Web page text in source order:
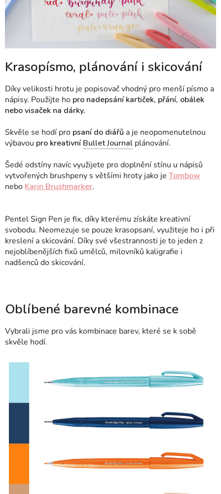
Krasopísmo, plánování i skicování
Díky velikosti hrotu je popisovač vhodný pro menší písmo a
nápisy. Použijte ho pro nadepsání kartiček, přání, obálek
nebo visaček na dárky.
Skvěle se hodí pro psaní do diářů a je neopomenutelnou
výbavou pro kreativníBullet Journal plánování.
Šedé odstíny navíc využijete pro doplnění stínu u nápisů
vytvořených brushpeny s většími hroty jako je Tombow
nebo Karin Brushmarker.
Pentel Sign Pen je fix, díky kterému získáte kreativní
svobodu. Neomezuje se pouze krasopsaní, využiteje ho i při
kreslení a skicování. Díky své všestrannosti je to jeden z
nejoblíbenějších fixů umělců, milovníků kaligrafie i
nadšenců do skicování.
Oblíbené barevné kombinace
Vybrali jsme pro vás kombinace barev, které se k sobě
skvěle hodí.